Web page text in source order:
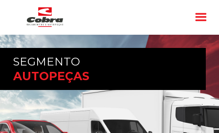
SEGMENTO
AUTOPEÇAS